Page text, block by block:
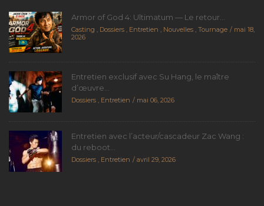
Armor of God 4: Ultimatum — Le retour...
Casting Dossiers Entretien Nouvelles Tournage
mai 18,
2026
Entretien exclusif avec Su Hang, le maître
d’œuvre...
Dossiers Entretien mai 06, 2026
Entretien avec l’acteur/cascadeur Zac Wang :
du reboot...
Dossiers Entretien avril 29, 2026